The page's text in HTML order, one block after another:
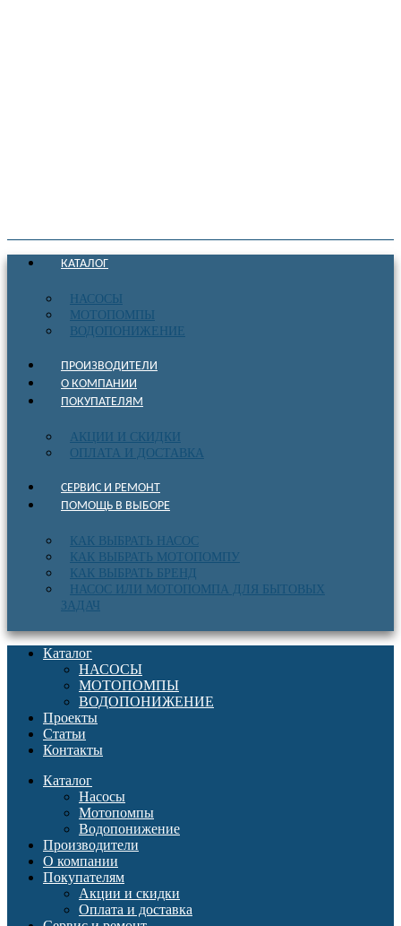
КАТАЛОГ
НАСОСЫ
МОТОПОМПЫ
ВОДОПОНИЖЕНИЕ
ПРОИЗВОДИТЕЛИ
О КОМПАНИИ
ПОКУПАТЕЛЯМ
АКЦИИ И СКИДКИ
ОПЛАТА И ДОСТАВКА
СЕРВИС И РЕМОНТ
ПОМОЩЬ В ВЫБОРЕ
КАК ВЫБРАТЬ НАСОС
КАК ВЫБРАТЬ МОТОПОМПУ
КАК ВЫБРАТЬ БРЕНД
НАСОС ИЛИ МОТОПОМПА ДЛЯ БЫТОВЫХ
ЗАДАЧ
Каталог
НАСОСЫ
МОТОПОМПЫ
ВОДОПОНИЖЕНИЕ
Проекты
Статьи
Контакты
Каталог
Насосы
Мотопомпы
Водопонижение
Производители
О компании
Покупателям
Акции и скидки
Оплата и доставка